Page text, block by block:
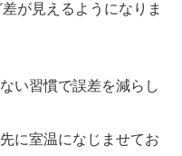
が見えるようになりま
い習慣で誤差を減らし
に室温になじませてお